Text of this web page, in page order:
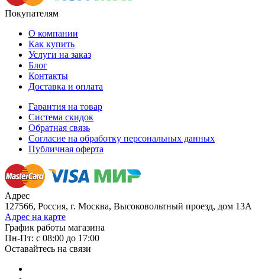
Покупателям
О компании
Как купить
Услуги на заказ
Блог
Контакты
Доставка и оплата
Гарантия на товар
Система скидок
Обратная связь
Согласие на обработку персональных данных
Публичная оферта
Адрес
127566, Россия, г. Москва, Высоковольтный проезд, дом 13А
Адрес на карте
График работы магазина
Пн-Пт: с 08:00 до 17:00
Оставайтесь на связи